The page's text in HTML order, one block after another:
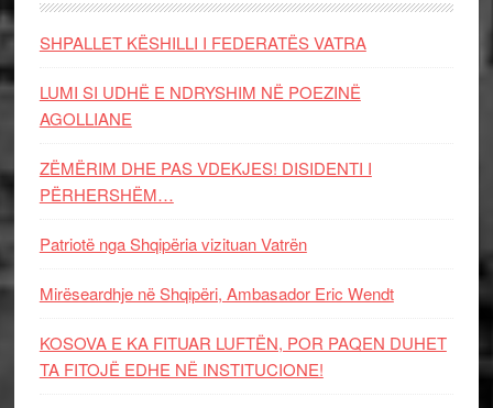
SHPALLET KËSHILLI I FEDERATËS VATRA
LUMI SI UDHË E NDRYSHIM NË POEZINË
AGOLLIANE
ZËMËRIM DHE PAS VDEKJES! DISIDENTI I
PËRHERSHËM…
Patriotë nga Shqipëria vizituan Vatrën
Mirëseardhje në Shqipëri, Ambasador Eric Wendt
KOSOVA E KA FITUAR LUFTËN, POR PAQEN DUHET
TA FITOJË EDHE NË INSTITUCIONE!